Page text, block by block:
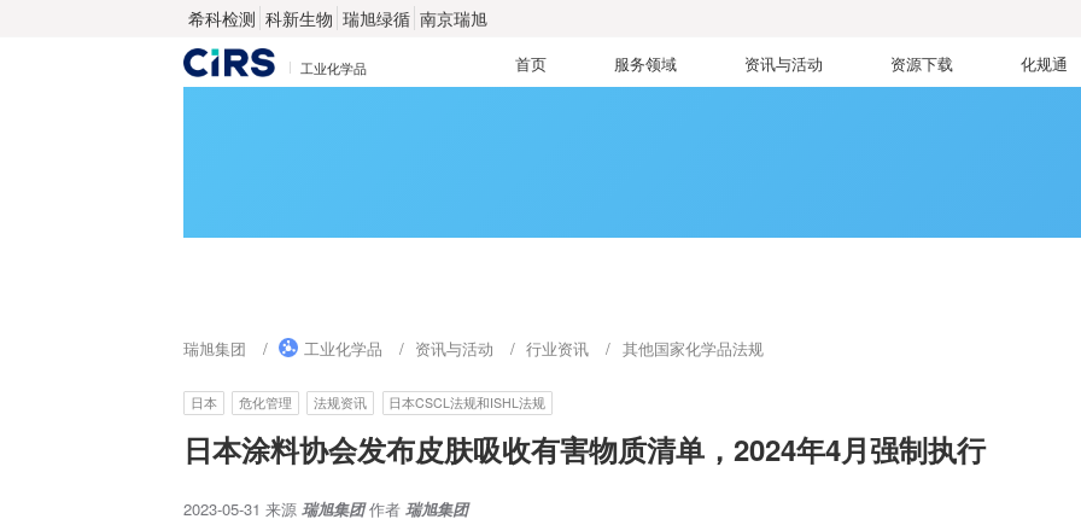
希科检测 科新生物 瑞旭绿循 南京瑞旭
工业化学品 首页 服务领域 资讯与活动 资源下载 化规通
瑞旭集团 工业化学品 资讯与活动 行业资讯 其他国家化学品法规
日本 危化管理 法规资讯 日本CSCL法规和ISHL法规
日本涂料协会发布皮肤吸收有害物质清单，2024年4月强制执行
2023-05-31 来源 瑞旭集团 作者 瑞旭集团